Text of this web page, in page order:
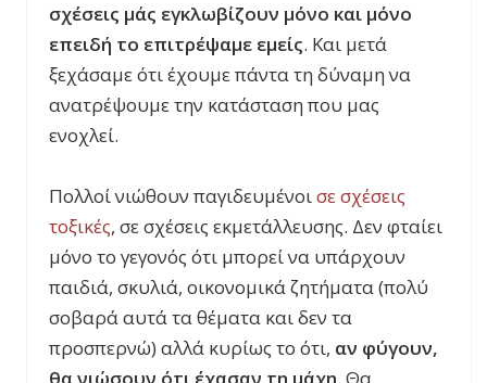
σχέσεις μάς εγκλωβίζουν μόνο και μόνο
επειδή το επιτρέψαμε εμείς. Και μετά
ξεχάσαμε ότι έχουμε πάντα τη δύναμη να
ανατρέψουμε την κατάσταση που μας
ενοχλεί.
Πολλοί νιώθουν παγιδευμένοισε σχέσεις
τοξικές, σε σχέσεις εκμετάλλευσης. Δεν φταίει
μόνο το γεγονός ότι μπορεί να υπάρχουν
παιδιά, σκυλιά, οικονομικά ζητήματα (πολύ
σοβαρά αυτά τα θέματα και δεν τα
προσπερνώ) αλλά κυρίως το ότι, αν φύγουν,